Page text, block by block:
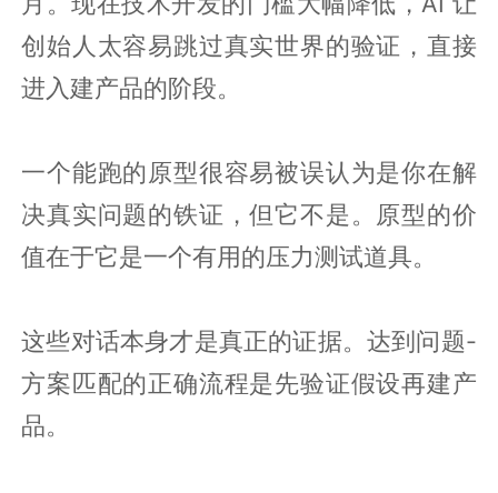
创始人太容易跳过真实世界的验证，直接
进入建产品的阶段。
一个能跑的原型很容易被误认为是你在解
决真实问题的铁证，但它不是。原型的价
值在于它是一个有用的压力测试道具。
这些对话本身才是真正的证据。达到问题-
方案匹配的正确流程是先验证假设再建产
品。